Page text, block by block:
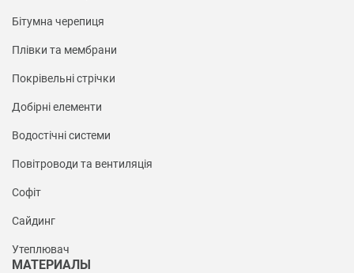
Бітумна черепиця
Плівки та мембрани
Покрівельні стрічки
Добірні елементи
Водостічні системи
Повітроводи та вентиляція
Софіт
Сайдинг
Утеплювач
МАТЕРИАЛЫ